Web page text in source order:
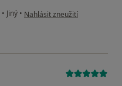
• Jiný • podle názoru uživatele O.K.
Nahlásit zneužití